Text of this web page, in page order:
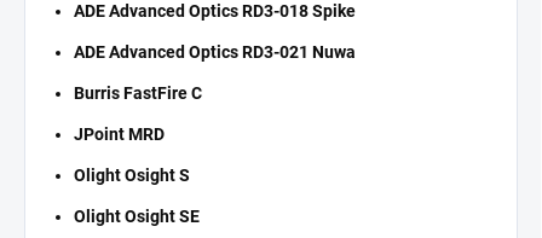
ADE Advanced Optics RD3-018 Spike
ADE Advanced Optics RD3-021 Nuwa
Burris FastFire C
JPoint MRD
Olight Osight S
Olight Osight SE